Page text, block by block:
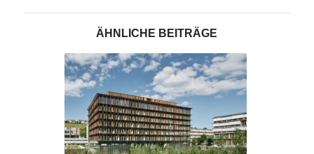
ÄHNLICHE BEITRÄGE